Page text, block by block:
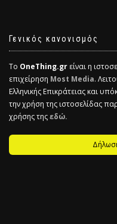
Γενικός κανονισμός
Το OneThing.gr είναι η
επιχείρηση Most Media.
Ελληνικής Επικράτειας και
την χρήση της ιστοσελίδας
χρήσης τηςεδώ.